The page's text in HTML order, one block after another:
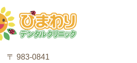
〒 983-0841